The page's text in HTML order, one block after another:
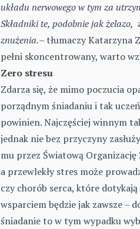
układu nerwowego w tym za
Składniki te, podobnie jak żelazo,
znużenia.– tłumaczy Katarzyna
pełni skoncentrowany, warto
Zero stresu
Zdarza się, że mimo poczucia
porządnym śniadaniu i tak
powinien. Najczęściej winnym
jednak nie bez przyczyny
mu przez Światową
a przewlekły stres może
czy chorób serca, które
wsparciem będzie jak zawsze –
śniadanie to w tym wypadku